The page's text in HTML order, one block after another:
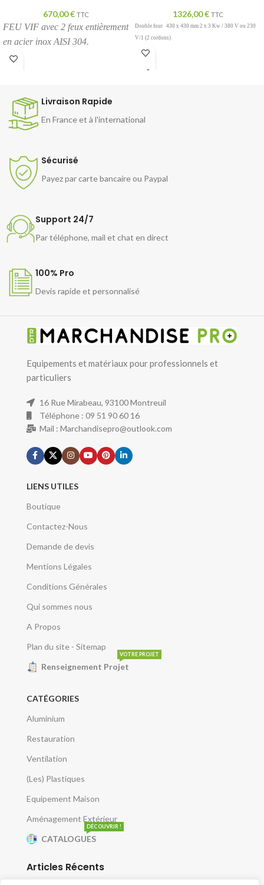
670,00€ TTC
FEU VIF avec 2 feux entièrement
en acier inox AISI 304.
1326,00€ TTC
Double four 430 x 430 mm 2 x 3 Kw / 380 V ou 230
V/1 (2 cordons)
Livraison Rapide
En France et à l'international
Sécurisé
Payez par carte bancaire ou Paypal
Support 24/7
Par téléphone, mail et chat en direct
100% Pro
Devis rapide et personnalisé
Equipements et matériaux pour professionnels et
particuliers
16 Rue Mirabeau, 93100 Montreuil
Téléphone : 09 51 90 60 16
Mail : Marchandisepro@outlook.com
LIENS UTILES
Boutique
Contactez-Nous
Demande de devis
Mentions Légales
Conditions Générales
Qui sommes nous
A Propos
Plan du site - Sitemap
Renseignement Projet
VOTRE PROJET
CATÉGORIES
Aluminium
Restauration
Ventilation
(Les) Plastiques
Equipement Maison
Aménagement Extérieur
CATALOGUES
DÉCOUVRIR !
Articles Récents